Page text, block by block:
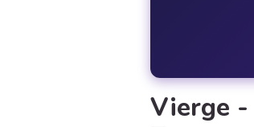
Vierge -